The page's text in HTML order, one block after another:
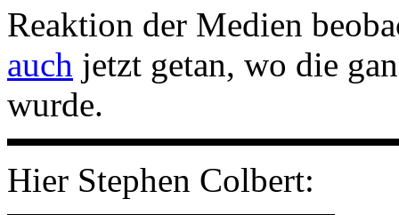
Reaktion der Medien
auch jetzt getan, wo die
wurde.
Hier Stephen Colbert: